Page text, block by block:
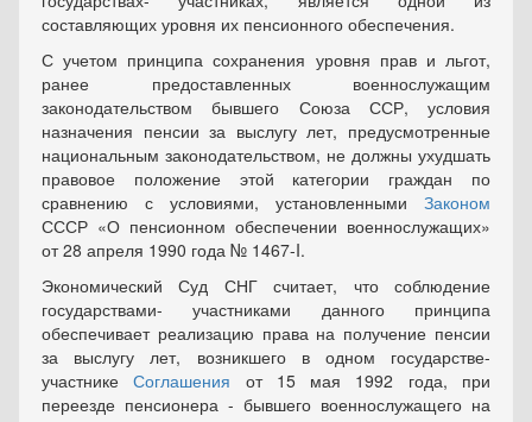
составляющих уровня их пенсионного обеспечения.
С учетом принципа сохранения уровня прав и льгот,
ранее предоставленных военнослужащим
законодательством бывшего Союза ССР, условия
назначения пенсии за выслугу лет, предусмотренные
национальным законодательством, не должны ухудшать
правовое положение этой категории граждан по
сравнению с условиями, установленными Законом
СССР «О пенсионном обеспечении военнослужащих»
от 28 апреля 1990 года № 1467-I.
Экономический Суд СНГ считает, что соблюдение
государствами- участниками данного принципа
обеспечивает реализацию права на получение пенсии
за выслугу лет, возникшего в одном государстве-
участникеСоглашения от 15 мая 1992 года, при
переезде пенсионера - бывшего военнослужащего на